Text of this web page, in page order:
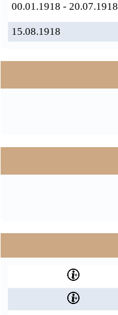
00.01.1918 - 20.07.1918
15.08.1918